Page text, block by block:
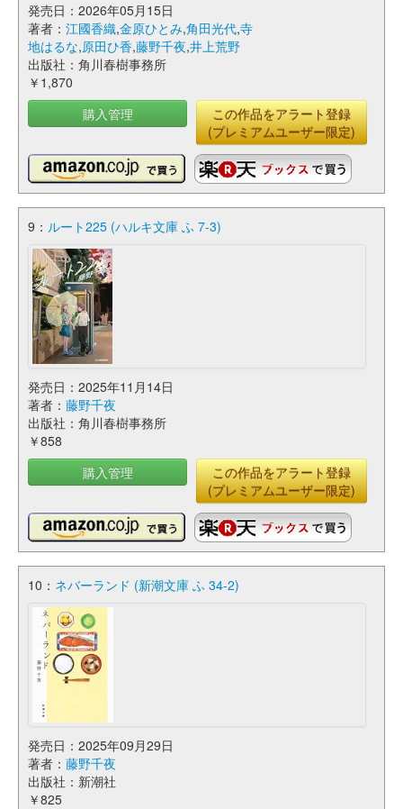
発売日：2026年05月15日
著者： 江國香織,金原ひとみ,角田光代,寺
地はるな,原田ひ香,藤野千夜,井上荒野
出版社：角川春樹事務所
￥1,870
購入管理
この作品をアラート登録
(プレミアムユーザー限定)
9： ルート225 (ハルキ文庫 ふ 7-3)
発売日：2025年11月14日
著者： 藤野千夜
出版社：角川春樹事務所
￥858
購入管理
この作品をアラート登録
(プレミアムユーザー限定)
10： ネバーランド (新潮文庫 ふ 34-2)
発売日：2025年09月29日
著者： 藤野千夜
出版社：新潮社
￥825